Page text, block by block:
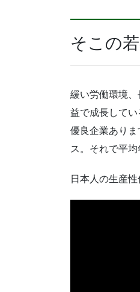
そこの
緩い労働環境
益で成長して
優良企業あり
ス。それで平均
日本人の生産